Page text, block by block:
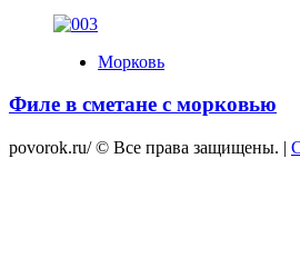
Морковь
Филе в сметане с морковью
povorok.ru/ © Все права защищены. |